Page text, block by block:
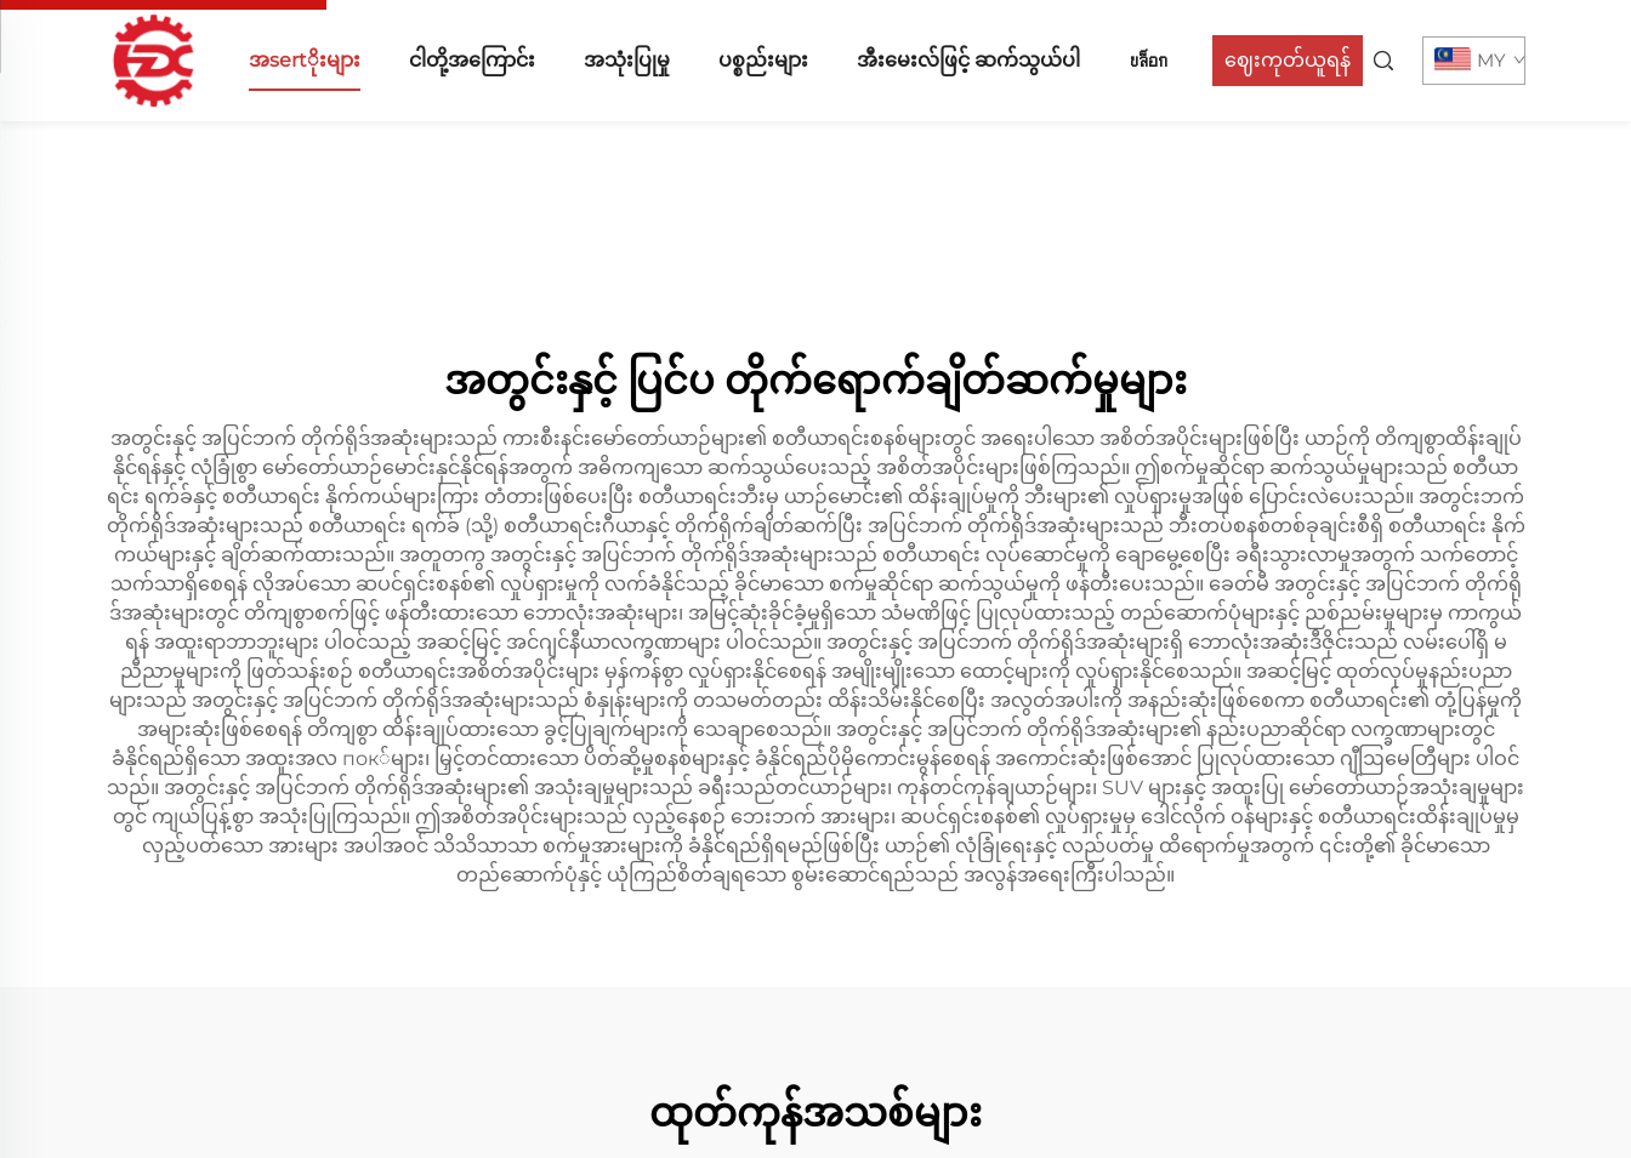
အsertိုးများ ငါတို့အကြောင်း အသုံးပြုမှု ပစ္စည်းများ အီးမေးလ်ဖြင့် ဆက်သွယ်ပါ บล็อก ဈေးကုတ်ယူရန် MY
အတွင်းနှင့် ပြင်ပ တိုက်ရောက်ချိတ်ဆက်မှုများ
အတွင်းနှင့် အပြင်ဘက် တိုက်ရိုဒ်အဆုံးများသည် ကားစီးနင်းမော်တော်ယာဉ်များ၏ စတီယာရင်းစနစ်များတွင် အရေးပါသော အစိတ်အပိုင်းများဖြစ်ပြီး ယာဉ်ကို တိကျစွာထိန်းချုပ်
နိုင်ရန်နှင့် လုံခြုံစွာ မော်တော်ယာဉ်မောင်းနှင်နိုင်ရန်အတွက် အဓိကကျသော ဆက်သွယ်ပေးသည့် အစိတ်အပိုင်းများဖြစ်ကြသည်။ ဤစက်မှုဆိုင်ရာ ဆက်သွယ်မှုများသည် စတီယာ
ရင်း ရက်ခ်နှင့် စတီယာရင်း နိုက်ကယ်များကြား တံတားဖြစ်ပေးပြီး စတီယာရင်းဘီးမှ ယာဉ်မောင်း၏ ထိန်းချုပ်မှုကို ဘီးများ၏ လှုပ်ရှားမှုအဖြစ် ပြောင်းလဲပေးသည်။ အတွင်းဘက်
တိုက်ရိုဒ်အဆုံးများသည် စတီယာရင်း ရက်ခ် (သို့) စတီယာရင်းဂီယာနှင့် တိုက်ရိုက်ချိတ်ဆက်ပြီး အပြင်ဘက် တိုက်ရိုဒ်အဆုံးများသည် ဘီးတပ်စနစ်တစ်ခုချင်းစီရှိ စတီယာရင်း နိုက်
ကယ်များနှင့် ချိတ်ဆက်ထားသည်။ အတူတကွ အတွင်းနှင့် အပြင်ဘက် တိုက်ရိုဒ်အဆုံးများသည် စတီယာရင်း လုပ်ဆောင်မှုကို ချောမွေ့စေပြီး ခရီးသွားလာမှုအတွက် သက်တောင့်
သက်သာရှိစေရန် လိုအပ်သော ဆပင်ရှင်းစနစ်၏ လှုပ်ရှားမှုကို လက်ခံနိုင်သည့် ခိုင်မာသော စက်မှုဆိုင်ရာ ဆက်သွယ်မှုကို ဖန်တီးပေးသည်။ ခေတ်မီ အတွင်းနှင့် အပြင်ဘက် တိုက်ရို
ဒ်အဆုံးများတွင် တိကျစွာစက်ဖြင့် ဖန်တီးထားသော ဘောလုံးအဆုံးများ၊ အမြင့်ဆုံးခိုင်ခံ့မှုရှိသော သံမဏိဖြင့် ပြုလုပ်ထားသည့် တည်ဆောက်ပုံများနှင့် ညစ်ညမ်းမှုများမှ ကာကွယ်
ရန် အထူးရာဘာဘူးများ ပါဝင်သည့် အဆင့်မြင့် အင်ဂျင်နီယာလက္ခဏာများ ပါဝင်သည်။ အတွင်းနှင့် အပြင်ဘက် တိုက်ရိုဒ်အဆုံးများရှိ ဘောလုံးအဆုံးဒီဇိုင်းသည် လမ်းပေါ်ရှိ မ
ညီညာမှုများကို ဖြတ်သန်းစဉ် စတီယာရင်းအစိတ်အပိုင်းများ မှန်ကန်စွာ လှုပ်ရှားနိုင်စေရန် အမျိုးမျိုးသော ထောင့်များကို လှုပ်ရှားနိုင်စေသည်။ အဆင့်မြင့် ထုတ်လုပ်မှုနည်းပညာ
များသည် အတွင်းနှင့် အပြင်ဘက် တိုက်ရိုဒ်အဆုံးများသည် စံနှုန်းများကို တသမတ်တည်း ထိန်းသိမ်းနိုင်စေပြီး အလွတ်အပါးကို အနည်းဆုံးဖြစ်စေကာ စတီယာရင်း၏ တုံ့ပြန်မှုကို
အများဆုံးဖြစ်စေရန် တိကျစွာ ထိန်းချုပ်ထားသော ခွင့်ပြုချက်များကို သေချာစေသည်။ အတွင်းနှင့် အပြင်ဘက် တိုက်ရိုဒ်အဆုံးများ၏ နည်းပညာဆိုင်ရာ လက္ခဏာများတွင်
ခံနိုင်ရည်ရှိသော အထူးအလ пок်များ၊ မြှင့်တင်ထားသော ပိတ်ဆို့မှုစနစ်များနှင့် ခံနိုင်ရည်ပိုမိုကောင်းမွန်စေရန် အကောင်းဆုံးဖြစ်အောင် ပြုလုပ်ထားသော ဂျီဩမေတြီများ ပါဝင်
သည်။ အတွင်းနှင့် အပြင်ဘက် တိုက်ရိုဒ်အဆုံးများ၏ အသုံးချမှုများသည် ခရီးသည်တင်ယာဉ်များ၊ ကုန်တင်ကုန်ချယာဉ်များ၊ SUV များနှင့် အထူးပြု မော်တော်ယာဉ်အသုံးချမှုများ
တွင် ကျယ်ပြန့်စွာ အသုံးပြုကြသည်။ ဤအစိတ်အပိုင်းများသည် လှည့်နေစဉ် ဘေးဘက် အားများ၊ ဆပင်ရှင်းစနစ်၏ လှုပ်ရှားမှုမှ ဒေါင်လိုက် ဝန်များနှင့် စတီယာရင်းထိန်းချုပ်မှုမှ
လှည့်ပတ်သော အားများ အပါအဝင် သိသိသာသာ စက်မှုအားများကို ခံနိုင်ရည်ရှိရမည်ဖြစ်ပြီး ယာဉ်၏ လုံခြုံရေးနှင့် လည်ပတ်မှု ထိရောက်မှုအတွက် ၎င်းတို့၏ ခိုင်မာသော
တည်ဆောက်ပုံနှင့် ယုံကြည်စိတ်ချရသော စွမ်းဆောင်ရည်သည် အလွန်အရေးကြီးပါသည်။
ထုတ်ကုန်အသစ်များ